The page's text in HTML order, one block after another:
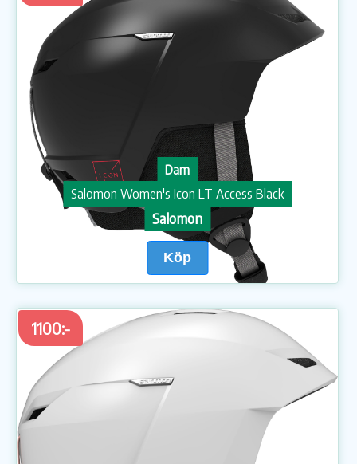
Dam
Salomon Women's Icon LT Access Black
Salomon
Köp
1100:-